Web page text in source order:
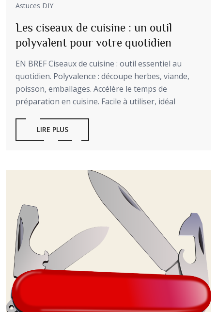
Astuces DIY
Les ciseaux de cuisine : un outil
polyvalent pour votre quotidien
EN BREF Ciseaux de cuisine : outil essentiel au
quotidien. Polyvalence : découpe herbes, viande,
poisson, emballages. Accélère le temps de
préparation en cuisine. Facile à utiliser, idéal
LIRE PLUS